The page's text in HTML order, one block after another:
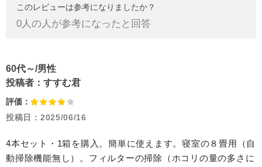
このレビューは参考になりましたか？
0人の人が参考になったと回答
60代～/男性
投稿者： すすむ君
評価：
投稿日： 2025/06/16
4本セット・1箱を購入。簡単に使えます。寝室の８畳用（自
動掃除機能無し）。フィルターの掃除（ホコリの量の多さに